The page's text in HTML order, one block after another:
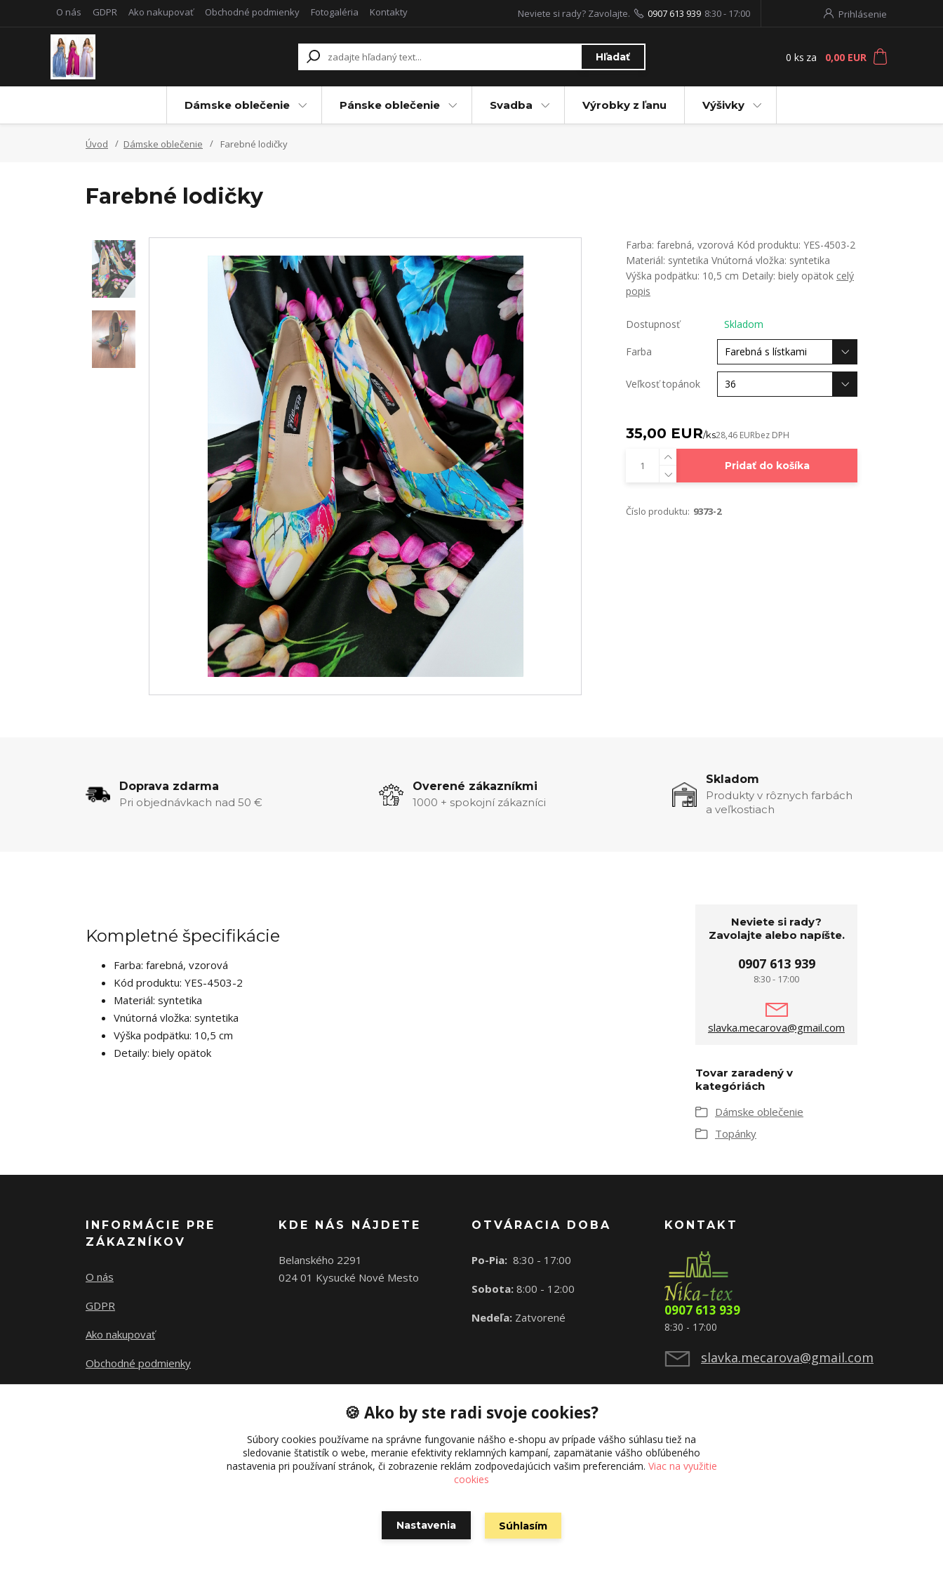
O nás GDPR Ako nakupovať Obchodné podmienky Fotogaléria Kontakty Prihlásenie
Hľadať
Neviete si rady? Zavolajte. 0907 613 939 8:30 - 17:00
0 ks za 0,00 EUR
Dámske oblečenie Pánske oblečenie Svadba Výrobky z ľanu Výšivky
Úvod Dámske oblečenie Farebné lodičky
Farebné lodičky
Farba: farebná, vzorová Kód produktu: YES-4503-2
Materiál: syntetika Vnútorná vložka: syntetika
Výška podpätku: 10,5 cm Detaily: biely opätok celý
popis
Dostupnosť Skladom
Farba
Veľkosť topánok
35,00 EUR/ks28,46 EURbez DPH
Pridať do košíka
Číslo produktu: 9373-2
Doprava zdarma
Pri objednávkach nad 50 €
Overené zákazníkmi
1000 + spokojní zákazníci
Skladom
Produkty v rôznych farbách
a veľkostiach
Kompletné špecifikácie
Farba: farebná, vzorová
Kód produktu: YES-4503-2
Materiál: syntetika
Vnútorná vložka: syntetika
Výška podpätku: 10,5 cm
Detaily: biely opätok
Neviete si rady?
Zavolajte alebo napíšte.
0907 613 939
8:30 - 17:00
slavka.mecarova@gmail.com
Tovar zaradený v
kategóriách
Dámske oblečenie
Topánky
INFORMÁCIE PRE
ZÁKAZNÍKOV
O nás
GDPR
Ako nakupovať
Obchodné podmienky
KDE NÁS NÁJDETE
Belanského 2291
024 01 Kysucké Nové Mesto
OTVÁRACIA DOBA
Po-Pia: 8:30 - 17:00
Sobota: 8:00 - 12:00
Nedeľa: Zatvorené
KONTAKT
0907 613 939
8:30 - 17:00
slavka.mecarova@gmail.com
Vytvorené na Eshop-rychlo.sk
🍪 Ako by ste radi svoje cookies?
Súbory cookies používame na správne fungovanie nášho e-shopu av prípade vášho súhlasu tiež na
sledovanie štatistík o webe, meranie efektivity reklamných kampaní, zapamätanie vášho obľúbeného
nastavenia pri používaní stránok, či zobrazenie reklám zodpovedajúcich vašim preferenciám. Viac na využitie
cookies
Nastavenia Súhlasím